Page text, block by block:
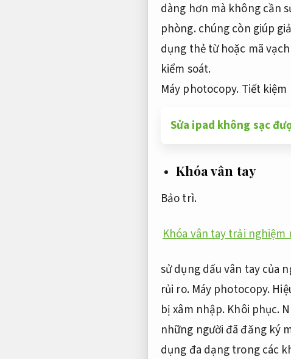
dàng hơn mà không cần
phòng.chúng còn giúp
dụng thẻ từ hoặc mã
kiểm soát.
Máy photocopy. Tiết kiệm
Sửa ipad không sạc
Khóa vân tay
Bảo trì.
Khóa vân tay trải nghiệm
sử dụng dấu vân tay của
rủi ro. Máy photocopy.
bị xâm nhập. Khôi phục.
những người đã đăng ký
dụng đa dạng trong các